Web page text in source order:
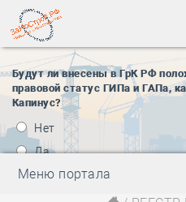
Будут ли внесены в ГрК РФ
правовой статус ГИПа и ГАПа,
Капинус?
Нет
Да
Меню портала